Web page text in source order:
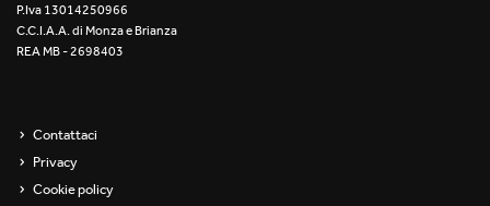
Unit 1X
Unit Channel
Unit Round
P.Iva 13014250966
C.C.I.A.A. di Monza e Brianza
REA MB - 2698403
Contattaci
Privacy
Cookie policy